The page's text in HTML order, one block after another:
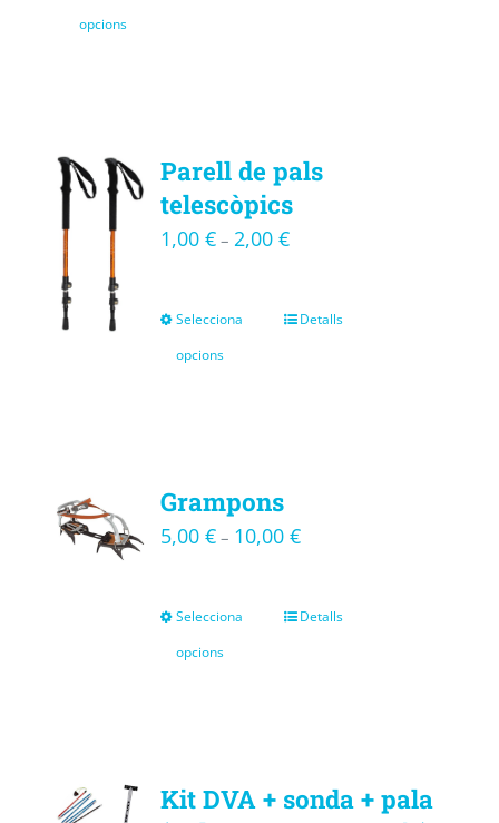
opcions
Parell de pals
telescòpics
1,00 €– 2,00 €
Selecciona
opcions
Detalls
Grampons
5,00 €– 10,00 €
Selecciona
opcions
Detalls
Kit DVA + sonda + pala